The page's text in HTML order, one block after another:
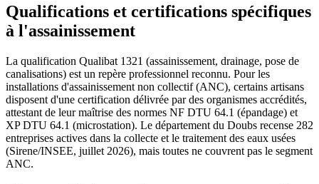
Qualifications et certifications spécifiques
à l'assainissement
La qualification Qualibat 1321 (assainissement, drainage, pose de
canalisations) est un repère professionnel reconnu. Pour les
installations d'assainissement non collectif (ANC), certains artisans
disposent d'une certification délivrée par des organismes accrédités,
attestant de leur maîtrise des normes NF DTU 64.1 (épandage) et
XP DTU 64.1 (microstation). Le département du Doubs recense 282
entreprises actives dans la collecte et le traitement des eaux usées
(Sirene/INSEE, juillet 2026), mais toutes ne couvrent pas le segment
ANC.